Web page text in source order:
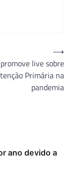
live sobre
Primária na
pandemia
⟶
ano devido a